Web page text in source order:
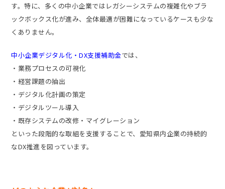
す。特に、多くの中小企業ではレガシーシステムの複雑化やブラ
ックボックス化が進み、全体最適が困難になっているケースも少な
くありません。
中小企業デジタル化・DX支援補助金では、
・業務プロセスの可視化
・経営課題の抽出
・デジタル化計画の策定
・デジタルツール導入
・既存システムの改修・マイグレーション
といった段階的な取組を支援することで、愛知県内企業の持続的
なDX推進を図っています。